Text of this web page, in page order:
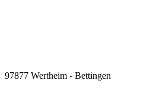
97877 Wertheim - Bettingen